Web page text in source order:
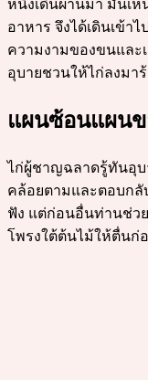
หนึ่งเดินผ่านมา มันเห็
อาหาร จึงได้เดินเข้
ความงามของขนและ
อุบายชวนให้ไก่ลงมา
แผนซ้อนแผน
ไก่ผู้ชาญฉลาดรู้ทันอุบ
คล้อยตามและตอบกลั
ฟัง แต่ก่อนอื่นท่านช่ว
โพรงใต้ต้นไม้ให้ตื่นก่